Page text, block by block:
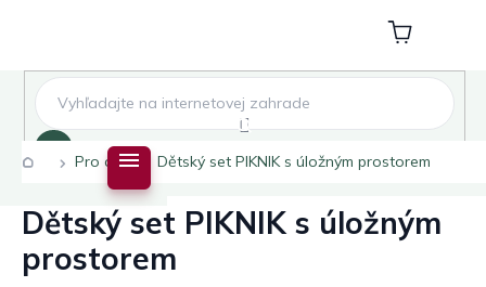
Nákupní
košík
DomůPro děti Dětský set PIKNIK s úložným prostorem
Dětský set PIKNIK s úložným
prostorem